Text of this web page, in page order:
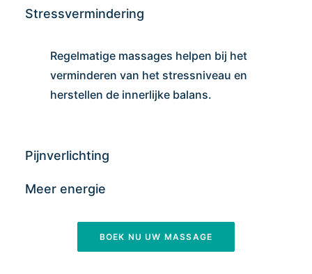
Stressvermindering
Regelmatige massages helpen bij het
verminderen van het stressniveau en
herstellen de innerlijke balans.
Pijnverlichting
Meer energie
BOEK NU UW MASSAGE